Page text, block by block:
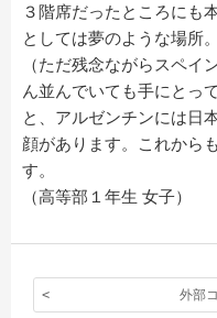
３階席だったところにも
としては夢のような場所。
（ただ残念ながらスペイ
ん並んでいても手にとっ
と、アルゼンチンには日
顔があります。これから
す。
（高等部１年生 女子）
外部